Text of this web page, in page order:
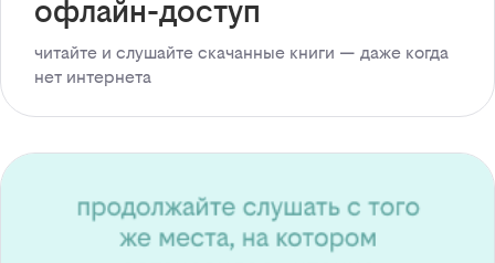
офлайн-доступ
читайте и слушайте скачанные книги — даже когда
нет интернета